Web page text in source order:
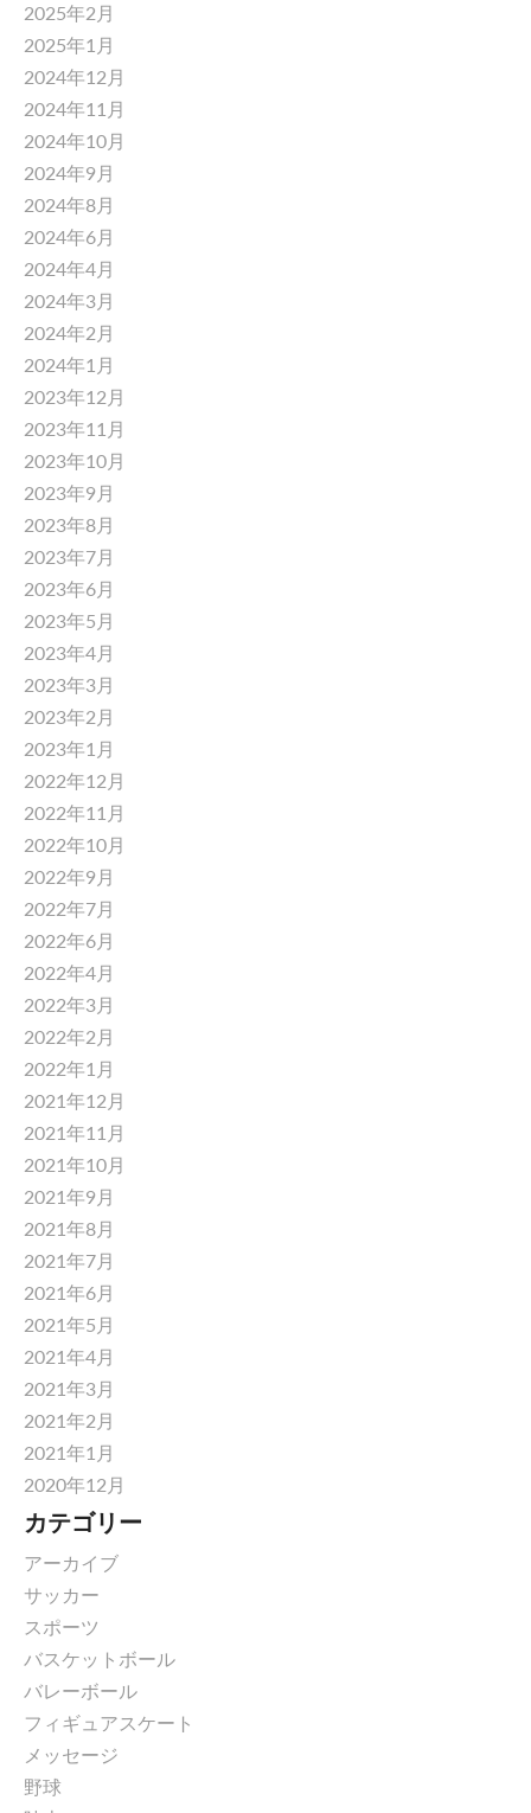
2025年2月
2025年1月
2024年12月
2024年11月
2024年10月
2024年9月
2024年8月
2024年6月
2024年4月
2024年3月
2024年2月
2024年1月
2023年12月
2023年11月
2023年10月
2023年9月
2023年8月
2023年7月
2023年6月
2023年5月
2023年4月
2023年3月
2023年2月
2023年1月
2022年12月
2022年11月
2022年10月
2022年9月
2022年7月
2022年6月
2022年4月
2022年3月
2022年2月
2022年1月
2021年12月
2021年11月
2021年10月
2021年9月
2021年8月
2021年7月
2021年6月
2021年5月
2021年4月
2021年3月
2021年2月
2021年1月
2020年12月
カテゴリー
アーカイブ
サッカー
スポーツ
バスケットボール
バレーボール
フィギュアスケート
メッセージ
野球